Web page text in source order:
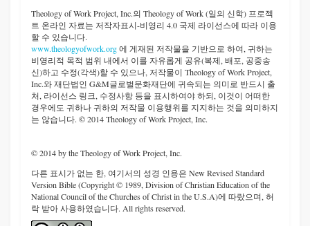
Theology of Work Project, Inc.의 Theology of Work (일의 신학) 프로젝
트 온라인 자료는 저작자표시-비영리 4.0 국제 라이선스에 따라 이용
할 수 있습니다.
www.theologyofwork.org에 게재된 저작물을 기반으로 하여, 귀하는
비영리적 목적 범위 내에서 이를 자유롭게 공유(복제, 배포, 공중송
신)하고 수정(각색)할 수 있으나, 저작물이 Theology of Work Project,
Inc.와 재단법인 G&M글로벌문화재단에 귀속되는 의미로 반드시 출
처, 라이선스 링크, 수정사항 등을 표시하여야 하되, 이것이 어떠한
경우에도 귀하나 귀하의 저작물 이용행위를 지지하는 것을 의미하지
는 않습니다. © 2014 Theology of Work Project, Inc.
© 2014 by the Theology of Work Project, Inc.
다른 표시가 없는 한, 여기서의 성경 인용은 New Revised Standard
Version Bible (Copyright © 1989, Division of Christian Education of the
National Council of the Churches of Christ in the U.S.A)에 따랐으며, 허
락 받아 사용하였습니다. All rights reserved.